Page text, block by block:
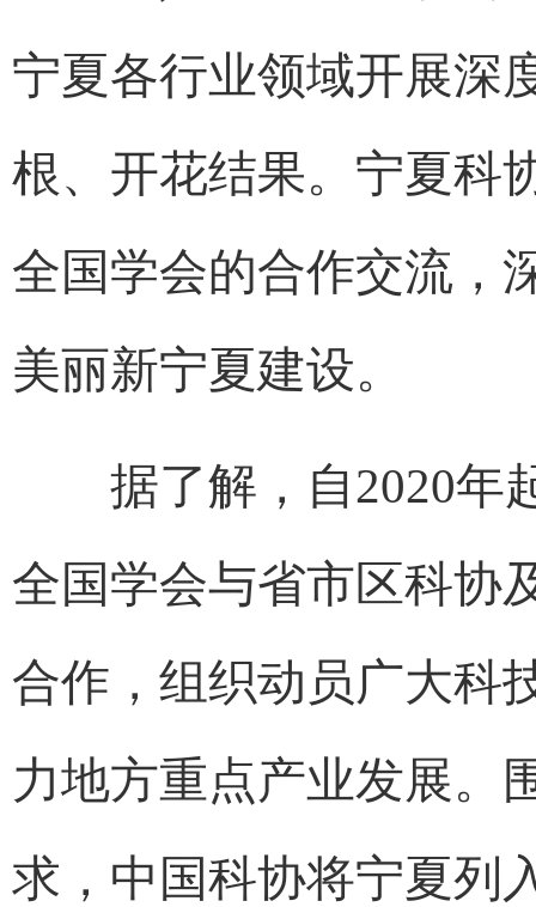
宁夏各行业领域开展深
根、开花结果。宁夏科
全国学会的合作交流，
美丽新宁夏建设。
据了解，自2020年起
全国学会与省市区科协
合作，组织动员广大科
力地方重点产业发展。
求，中国科协将宁夏列